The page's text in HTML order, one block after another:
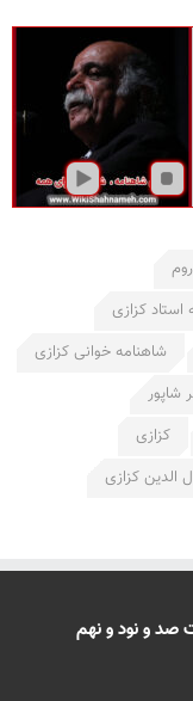
استاد کزازی
شاهنامه خوانی کزازی
شاپور
کزازی
الدین کزازی
صد و نود و نهم